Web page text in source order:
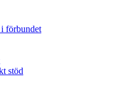
förbundet
stöd